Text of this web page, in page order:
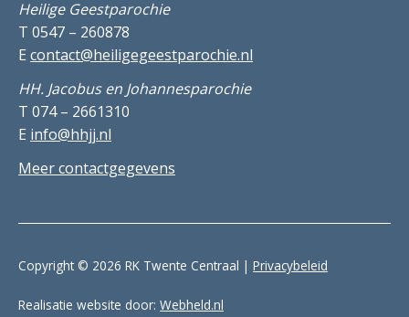
Heilige Geestparochie
T 0547 – 260878
E contact@heiligegeestparochie.nl
HH. Jacobus en Johannesparochie
T 074 – 2661310
E info@hhjj.nl
Meer contactgegevens
Copyright © 2026 RK Twente Centraal | Privacybeleid
Realisatie website door: Webheld.nl